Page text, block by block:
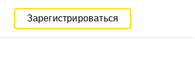
Зарегистрироваться